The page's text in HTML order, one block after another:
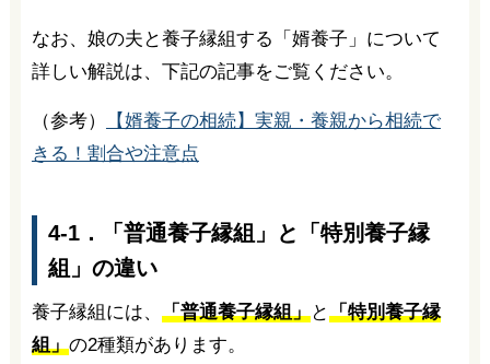
なお、娘の夫と養子縁組する「婿養子」について
詳しい解説は、下記の記事をご覧ください。
（参考）
【婿養子の相続】実親・養親から相続で
きる！割合や注意点
4-1．「普通養子縁組」と「特別養子縁
組」の違い
養子縁組には、 「普通養子縁組」と「特別養子縁
組」の2種類があります。